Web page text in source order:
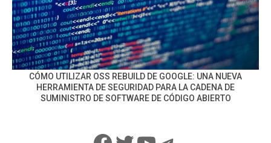
CÓMO UTILIZAR OSS REBUILD DE GOOGLE: UNA NUEVA
HERRAMIENTA DE SEGURIDAD PARA LA CADENA DE
SUMINISTRO DE SOFTWARE DE CÓDIGO ABIERTO